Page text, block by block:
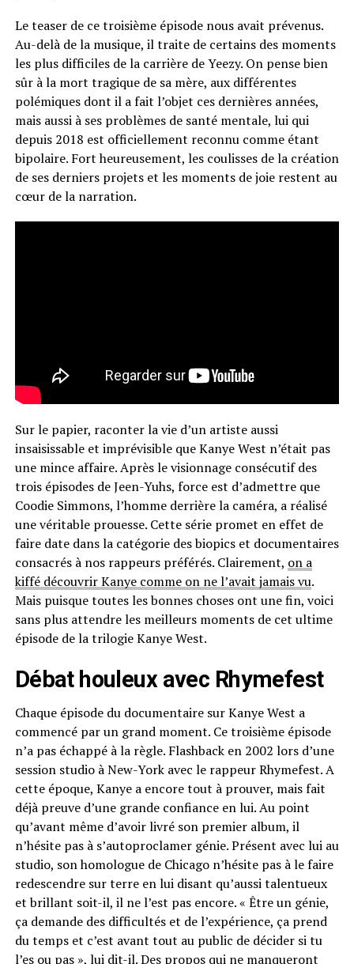
Le teaser de ce troisième épisode nous avait prévenus.
Au-delà de la musique, il traite de certains des moments
les plus difficiles de la carrière de Yeezy. On pense bien
sûr à la mort tragique de sa mère, aux différentes
polémiques dont il a fait l’objet ces dernières années,
mais aussi à ses problèmes de santé mentale, lui qui
depuis 2018 est officiellement reconnu comme étant
bipolaire. Fort heureusement, les coulisses de la création
de ses derniers projets et les moments de joie restent au
cœur de la narration.
Sur le papier, raconter la vie d’un artiste aussi
insaisissable et imprévisible que Kanye West n’était pas
une mince affaire. Après le visionnage consécutif des
trois épisodes de Jeen-Yuhs, force est d’admettre que
Coodie Simmons, l’homme derrière la caméra, a réalisé
une véritable prouesse. Cette série promet en effet de
faire date dans la catégorie des biopics et documentaires
consacrés à nos rappeurs préférés. Clairement, on a
kiffé découvrir Kanye comme on ne l’avait jamais vu.
Mais puisque toutes les bonnes choses ont une fin, voici
sans plus attendre les meilleurs moments de cet ultime
épisode de la trilogie Kanye West.
Débat houleux avec Rhymefest
Chaque épisode du documentaire sur Kanye West a
commencé par un grand moment. Ce troisième épisode
n’a pas échappé à la règle. Flashback en 2002 lors d’une
session studio à New-York avec le rappeur Rhymefest. A
cette époque, Kanye a encore tout à prouver, mais fait
déjà preuve d’une grande confiance en lui. Au point
qu’avant même d’avoir livré son premier album, il
n’hésite pas à s’autoproclamer génie. Présent avec lui au
studio, son homologue de Chicago n’hésite pas à le faire
redescendre sur terre en lui disant qu’aussi talentueux
et brillant soit-il, il ne l’est pas encore. « Être un génie,
ça demande des difficultés et de l’expérience, ça prend
du temps et c’est avant tout au public de décider si tu
l’es ou pas », lui dit-il. Des propos qui ne manqueront